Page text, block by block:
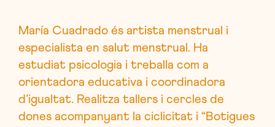
María Cuadrado és artista menstrual i
especialista en salut menstrual. Ha
estudiat psicologia i treballa com a
orientadora educativa i coordinadora
d’igualtat. Realitza tallers i cercles de
dones acompanyant la ciclicitat i “Botigues